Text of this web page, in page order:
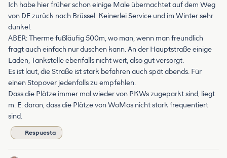
Ich habe hier früher schon einige Male übernachtet auf dem Weg
von DE zurück nach Brüssel. Keinerlei Service und im Winter sehr
dunkel.
ABER: Therme fußläufig 500m, wo man, wenn man freundlich
fragt auch einfach nur duschen kann. An der Hauptstraße einige
Läden, Tankstelle ebenfalls nicht weit, also gut versorgt.
Es ist laut, die Straße ist stark befahren auch spät abends. Für
einen Stopover jedenfalls zu empfehlen.
Dass die Plätze immer mal wieder von PKWs zugeparkt sind, liegt
m. E. daran, dass die Plätze von WoMos nicht stark frequentiert
sind.
Respuesta